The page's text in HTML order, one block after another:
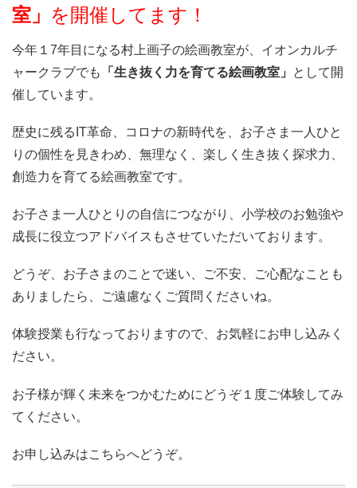
室」 を開催してます！
今年１7年目になる村上画子の絵画教室が、イオンカルチ
ャークラブでも
「生き抜く力を育てる絵画教室」
として開
催しています。
歴史に残るIT革命、コロナの新時代を、お子さま一人ひと
りの個性を見きわめ、無理なく、楽しく生き抜く探求力、
創造力を育てる絵画教室です。
お子さま一人ひとりの自信につながり、小学校のお勉強や
成長に役立つアドバイスもさせていただいております。
どうぞ、お子さまのことで迷い、ご不安、ご心配なことも
ありましたら、ご遠慮なくご質問くださいね。
体験授業も行なっておりますので、お気軽にお申し込みく
ださい。
お子様が輝く未来をつかむためにどうぞ１度ご体験してみ
てください。
お申し込みはこちらへどうぞ。